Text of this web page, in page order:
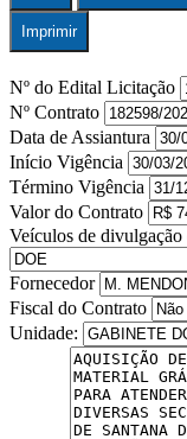
Imprimir
Nº do Edital Licitação
Nº Contrato
Data de Assiantura
Início Vigência
Término Vigência
Valor do Contrato
Veículos de
Fornecedor
Fiscal do Contrato
Unidade: